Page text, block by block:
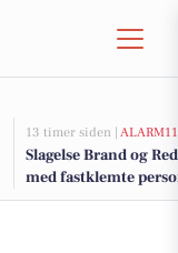
13 timer siden |
Slagelse Brand og
med fastklemte